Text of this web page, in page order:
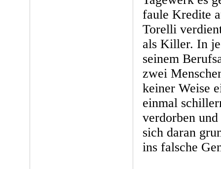
faule Kredite
Torelli
als Killer. In
seinem
zwei
keiner Weise
einmal
verdorben
sich daran
ins falsche